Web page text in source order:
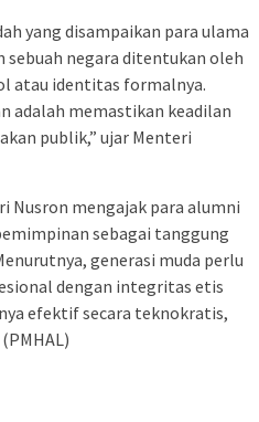
yang disampaikan para ulama
sebuah negara ditentukan oleh
atau identitas formalnya.
adalah memastikan keadilan
publik,” ujar Menteri
Nusron mengajak para alumni
sebagai tanggung
generasi muda perlu
dengan integritas etis
efektif secara teknokratis,